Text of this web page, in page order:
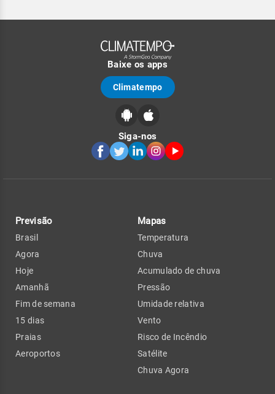
Baixe os apps
Climatempo
Siga-nos
Previsão
Brasil
Agora
Hoje
Amanhã
Fim de semana
15 dias
Praias
Aeroportos
Mapas
Temperatura
Chuva
Acumulado de chuva
Pressão
Umidade relativa
Vento
Risco de Incêndio
Satélite
Chuva Agora